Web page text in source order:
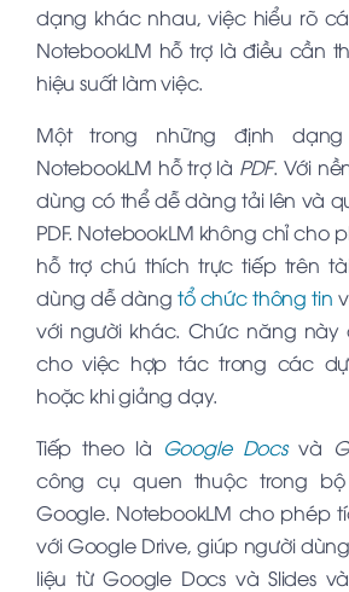
dạng khác nhau, việc hiểu rõ
NotebookLM hỗ trợ là điều cần
hiệu suất làm việc.
Một trong những định
NotebookLM hỗ trợ là PDF. Với
dùng có thể dễ dàng tải lên và
PDF. NotebookLM không chỉ cho
hỗ trợ chú thích trực tiếp trên
dùng dễ dàng tổ chức thông tin
với người khác. Chức năng
cho việc hợp tác trong các
hoặc khi giảng dạy.
Tiếp theo là Google Docsvà
công cụ quen thuộc trong
Google. NotebookLM cho phép
với Google Drive, giúp người
liệu từ Google Docs và Slides